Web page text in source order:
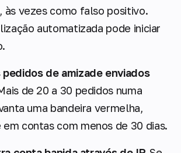
às vezes como falso positivo.
automatizada pode iniciar
pedidos de amizade enviados
de 20 a 30 pedidos numa
uma bandeira vermelha,
contas com menos de 30 dias.